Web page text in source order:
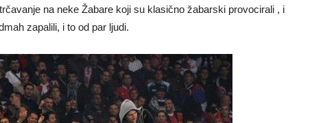
na neke Žabare koji su klasično žabarski provocirali , i
zapalili, i to od par ljudi.